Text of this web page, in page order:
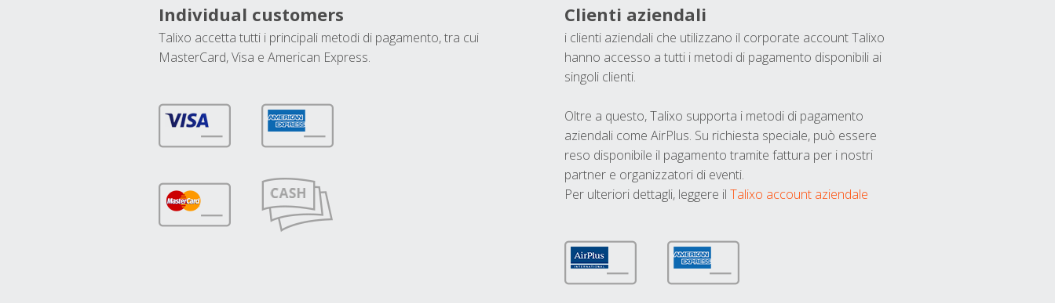
Individual customers
Talixo accetta tutti i principali metodi di pagamento, tra cui
MasterCard, Visa e American Express.
Clienti aziendali
i clienti aziendali che utilizzano il corporate account Talixo
hanno accesso a tutti i metodi di pagamento disponibili ai
singoli clienti.
Oltre a questo, Talixo supporta i metodi di pagamento
aziendali come AirPlus. Su richiesta speciale, può essere
reso disponibile il pagamento tramite fattura per i nostri
partner e organizzatori di eventi.
Per ulteriori dettagli, leggere il Talixo account aziendale